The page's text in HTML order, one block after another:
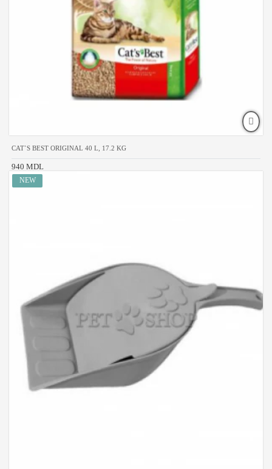
CAT`S BEST ORIGINAL 40 L, 17.2 KG
940 MDL